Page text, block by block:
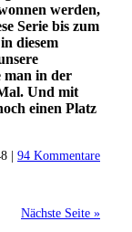
werden,
Serie bis zum
diesem
man in der
Und mit
einen Platz
| 94 Kommentare
Nächste Seite »